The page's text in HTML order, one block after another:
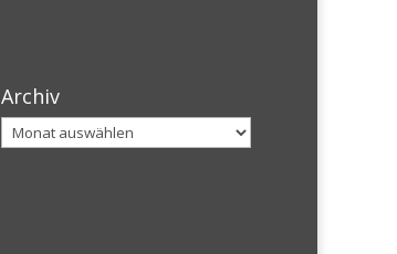
Archiv
Archiv